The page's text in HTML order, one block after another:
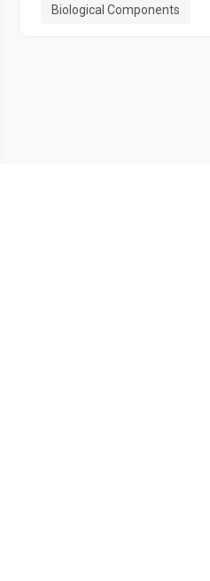
Biological Components